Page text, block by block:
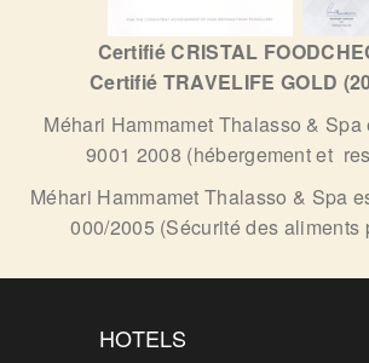
Certifié CRISTAL
Certifié TRAVELIFE GOLD
Méhari Hammamet Thalasso & Spa
9001 2008 (hébergement et
Méhari Hammamet Thalasso & Spa
000/2005 (Sécurité des aliments
HOTELS